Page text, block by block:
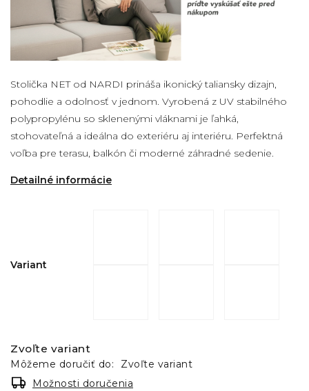
Stolička NET od NARDI prináša ikonický taliansky dizajn,
pohodlie a odolnosť v jednom. Vyrobená z UV stabilného
polypropylénu so sklenenými vláknami je ľahká,
stohovateľná a ideálna do exteriéru aj interiéru. Perfektná
voľba pre terasu, balkón či moderné záhradné sedenie.
Detailné informácie
Variant
Zvoľte variant
Môžeme doručiť do:
Zvoľte variant
Možnosti doručenia